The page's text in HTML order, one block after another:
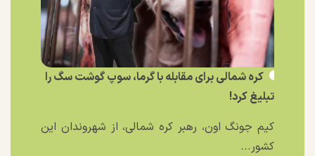
کره شمالی برای مقابله با گرما، سوپ گوشت سگ را
تبلیغ کرد!
کیم جونگ اون، رهبر کره شمالی، از شهروندان این
کشور...